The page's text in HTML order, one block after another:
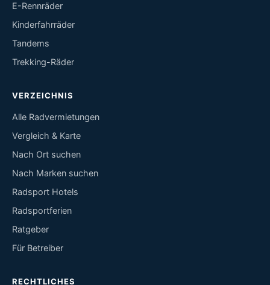
E-Rennräder
Kinderfahrräder
Tandems
Trekking-Räder
VERZEICHNIS
Alle Radvermietungen
Vergleich & Karte
Nach Ort suchen
Nach Marken suchen
Radsport Hotels
Radsportferien
Ratgeber
Für Betreiber
RECHTLICHES